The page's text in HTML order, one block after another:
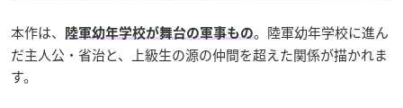
本作は、 陸軍幼年学校が舞台の軍事もの。陸軍幼年学校に進ん
だ主人公・省治と、上級生の源の仲間を超えた関係が描かれま
す。